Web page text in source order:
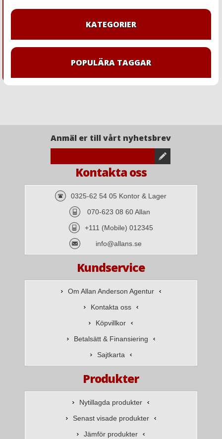
KATEGORIER
POPULÄRA TAGGAR
Anmäl er till vårt nyhetsbrev
Kontakta oss
0325-62 54 05 Kontor & Lager
070-623 08 60 Allan
+111 (Mobile) 012345
info@allans.se
Kundservice
Om Allan Anderson Agentur
Kontakta oss
Köpvillkor
Betalsätt & Finansiering
Sajtkarta
Produkter
Nytillagda produkter
Senast visade produkter
Jämför produkter